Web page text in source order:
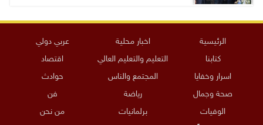
الرئيسية اخبار محلية
عربي دولي
كتابنا
التعليم والتعليم العالي
اقتصاد
اسرار وخفايا
المجتمع والناس
حوادث
صحة وجمال
رياضة
فن
الوفيات
برلمانيات
من نحن